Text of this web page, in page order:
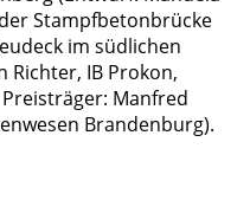
Stampfbetonbrücke
im südlichen
Richter, IB Prokon,
Manfred
Brandenburg).